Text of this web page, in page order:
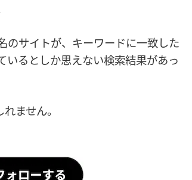
のサイトが、キーワードに一致した
いるとしか思えない検索結果があっ
ません。